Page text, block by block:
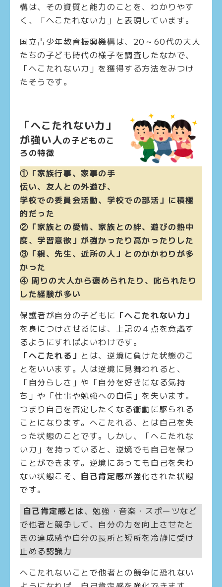
構は、その資質と能力のことを、わかりやす
く、「へこたれない力」と表現しています。
国立青少年教育振興機構は、20～60代の大人
たちの子ども時代の様子を調査したなかで、
「へこたれない力」を獲得する方法をみつけ
たそうです。
「へこたれない力」
が強い人の子どものこ
ろの特徴
①「家族行事、家事の手
伝い、友人との外遊び、
学校での委員会活動、学校での部活」に積極
的だった
②「家族との愛情、家族との絆、遊びの熱中
度、学習意欲」が強かったり高かったりした
③「親、先生、近所の人」とのかかわりが多
かった
④ 周りの大人から褒められたり、叱られたり
した経験が多い
保護者が自分の子どもに 「へこたれない力」
を身につけさせるには、上記の４点を意識す
るようにすればよいわけです。
「へこたれる」 とは、逆境に負けた状態のこ
とをいいます。人は逆境に見舞われると、
「自分らしさ」や「自分を好きになる気持
ち」や「仕事や勉強への自信」を失います。
つまり自己を否定したくなる衝動に駆られる
ことになります。へこたれる、とは自己を失
った状態のことです。しかし、「へこたれな
い力」を持っていると、逆境でも自己を保つ
ことができます。逆境にあっても自己を失わ
ない状態こそ、 自己肯定感が強化された状態
です。
自己肯定感とは、勉強・音楽・スポーツなど
で他者と競争して、自分の力を向上させたと
きの達成感や自分の長所と短所を冷静に受け
止める認識力
へこたれないことで他者との競争に恐れない